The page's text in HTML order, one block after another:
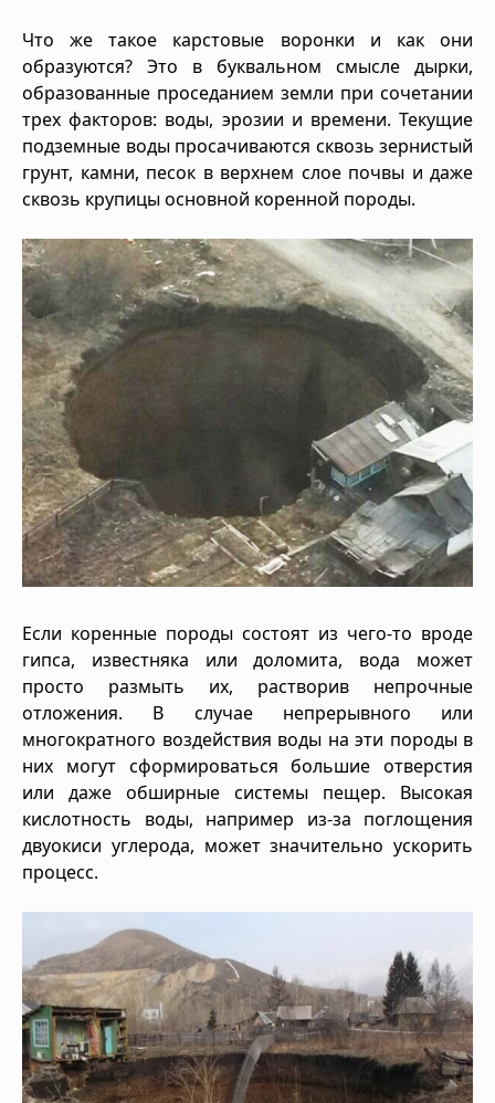
Что же такое карстовые воронки и как они
образуются? Это в буквальном смысле дырки,
образованные проседанием земли при сочетании
трех факторов: воды, эрозии и времени. Текущие
подземные воды просачиваются сквозь зернистый
грунт, камни, песок в верхнем слое почвы и даже
сквозь крупицы основной коренной породы.
Если коренные породы состоят из чего-то вроде
гипса, известняка или доломита, вода может
просто размыть их, растворив непрочные
отложения. В случае непрерывного или
многократного воздействия воды на эти породы в
них могут сформироваться большие отверстия
или даже обширные системы пещер. Высокая
кислотность воды, например из-за поглощения
двуокиси углерода, может значительно ускорить
процесс.